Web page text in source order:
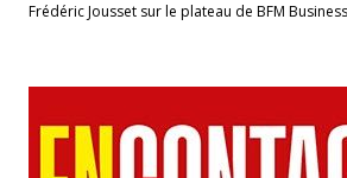
Frédéric Jousset sur le plateau de BFM